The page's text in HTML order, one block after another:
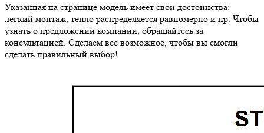
Указанная на странице модель имеет свои достоинства:
легкий монтаж, тепло распределяется равномерно и пр. Чтобы
узнать о предложении компании, обращайтесь за
консультацией. Сделаем все возможное, чтобы вы смогли
сделать правильный выбор!